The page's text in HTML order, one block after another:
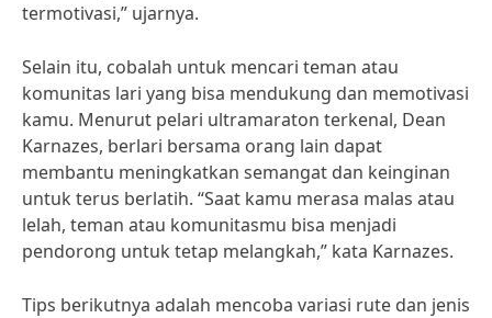
termotivasi,” ujarnya.
Selain itu, cobalah untuk mencari teman atau
komunitas lari yang bisa mendukung dan memotivasi
kamu. Menurut pelari ultramaraton terkenal, Dean
Karnazes, berlari bersama orang lain dapat
membantu meningkatkan semangat dan keinginan
untuk terus berlatih. “Saat kamu merasa malas atau
lelah, teman atau komunitasmu bisa menjadi
pendorong untuk tetap melangkah,” kata Karnazes.
Tips berikutnya adalah mencoba variasi rute dan jenis